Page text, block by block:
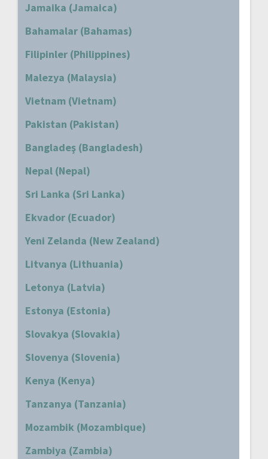
Jamaika (Jamaica)
Bahamalar (Bahamas)
Filipinler (Philippines)
Malezya (Malaysia)
Vietnam (Vietnam)
Pakistan (Pakistan)
Bangladeş (Bangladesh)
Nepal (Nepal)
Sri Lanka (Sri Lanka)
Ekvador (Ecuador)
Yeni Zelanda (New Zealand)
Litvanya (Lithuania)
Letonya (Latvia)
Estonya (Estonia)
Slovakya (Slovakia)
Slovenya (Slovenia)
Kenya (Kenya)
Tanzanya (Tanzania)
Mozambik (Mozambique)
Zambiya (Zambia)